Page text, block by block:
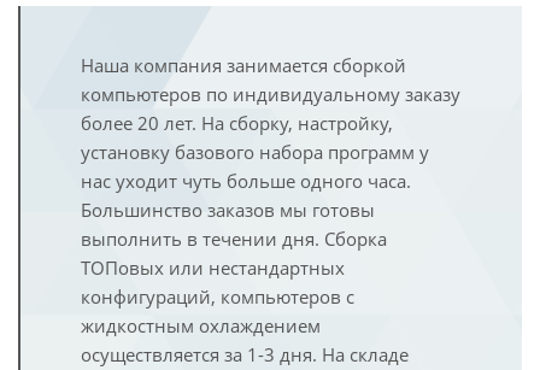
Наша компания занимается сборкой
компьютеров по индивидуальному заказу
более 20 лет. На сборку, настройку,
установку базового набора программ у
нас уходит чуть больше одного часа.
Большинство заказов мы готовы
выполнить в течении дня. Сборка
ТОПовых или нестандартных
конфигураций, компьютеров с
жидкостным охлаждением
осуществляется за 1-3 дня. На складе